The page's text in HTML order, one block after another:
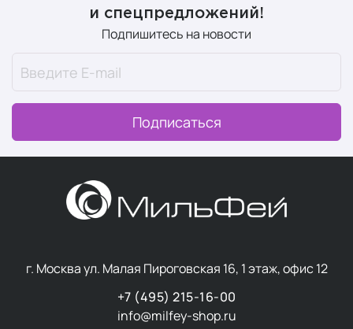
и спецпредложений!
Подпишитесь на новости
Подписаться
г. Москва ул. Малая Пироговская 16, 1 этаж, офис 12
+7 (495) 215-16-00
info@milfey-shop.ru